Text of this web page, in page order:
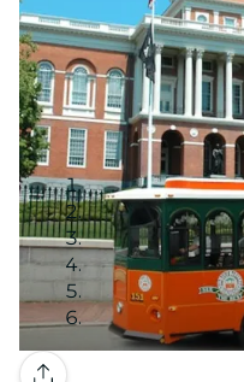
Galería